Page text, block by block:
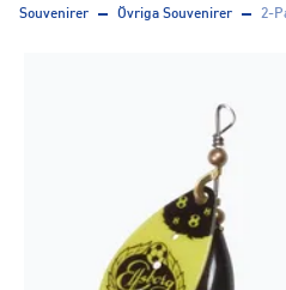
Souvenirer Övriga Souvenirer 2-